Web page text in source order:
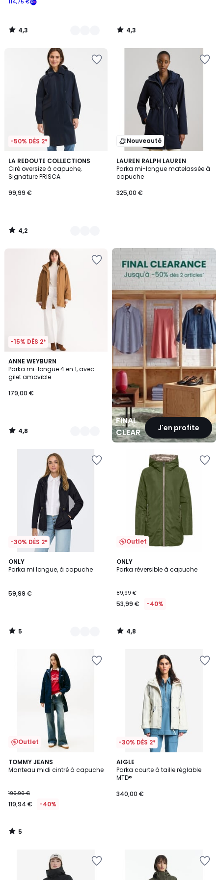
souscrivez
notre
programme
114,75 €
4,3
/
4,3
/
-50% DÈS 2*
LA REDOUTE COLLECTIONS
Ciré oversize à capuche,
Signature PRISCA
99,99 €
4,2
/ 5
3
Couleurs
4,2
/
Nouveauté
LAUREN RALPH LAUREN
Parka mi-longue matelassée à
capuche
325,00 €
-15% DÈS 2*
ANNE WEYBURN
Parka mi-longue 4 en 1, avec
gilet amovible
179,00 €
4,8
/ 5
2
Couleurs
4,8
/
FINAL
CLEARANCEJ'en profite
FINAL
CLEARANCE
-30% DÈS 2*
ONLY
Parka mi longue, à capuche
59,99 €
5
/
2
Couleurs
5
/
Outlet
ONLY
Parka réversible à capuche
89,99 €
53,99 € -40%
4,8
/ 5
4,8
/
Outlet
TOMMY JEANS
Manteau midi cintré à capuche
199,90 €
119,94 € -40%
5
/
5
/
-30% DÈS 2*
AIGLE
Parka courte à taille réglable
MTD®
340,00 €